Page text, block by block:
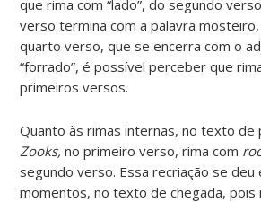
que rima com “lado”, do segundo
verso termina com a palavra
quarto verso, que se encerra com o
“forrado”, é possível perceber que
primeiros versos.
Quanto às rimas internas, no texto de
Zooks, no primeiro verso, rima com
segundo verso. Essa recriação se deu
momentos, no texto de chegada, pois